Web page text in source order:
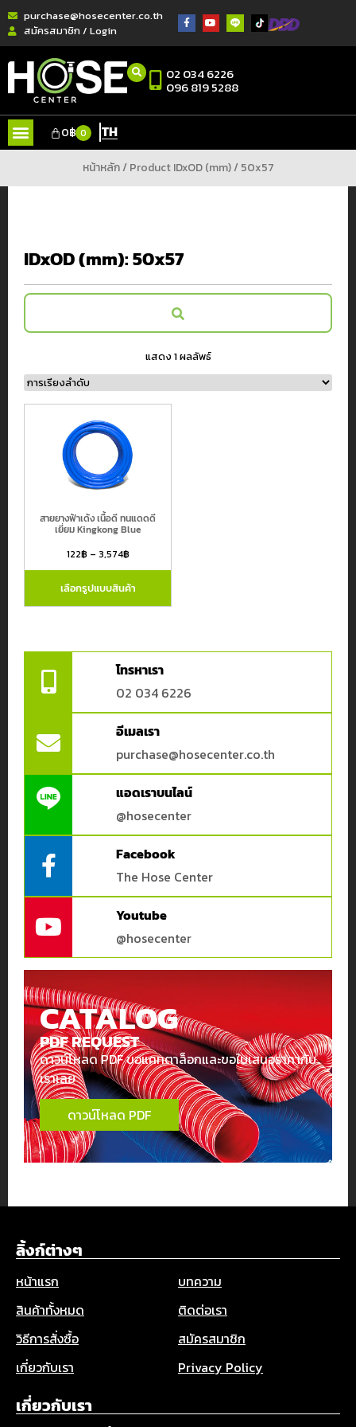
purchase@hosecenter.co.th
สมัครสมาชิก / Login
02 034 6226
096 819 5288
0฿ 0 TH
หน้าหลัก/ Product IDxOD (mm) / 50x57
โทรหาเรา
02 034 6226
อีเมลเรา
purchase@hosecenter.co.th
แอดเราบนไลน์
@hosecenter
Facebook
The Hose Center
Youtube
@hosecenter
CATALOG
PDF REQUEST
ดาวน์โหลด PDF ขอแคทตาล็อกและขอใบเสนอราคากับ
เราเลย
ดาวน์โหลด PDF
IDxOD (mm):50x57
หมวดหมู่สินค้า
สายยางอุตสาหกรรม
สายยางรดน้ำต้นไม้ และ สายยางเกษตร
สายไฮดรอลิค
สายเฟล็กซ์สเตนเลส
ข้อต่อขนิดต่างๆ
สายยางและข้อต่ออื่นๆ
Continental
Hose
Center
TOYOX
Yokohama
Price:122฿—3,574฿
แสดง 1 ผลลัพธ์
สายยางฟ้าเด้ง เนื้อดี ทนแดดดี
เยี่ยม Kingkong Blue
122฿ – 3,574฿
เลือกรูปแบบสินค้า
ลิ้งก์ต่างๆ
หน้าแรก
บทความ
สินค้าทั้งหมด
ติดต่อเรา
วิธีการสั่งซื้อ
สมัครสมาชิก
เกี่ยวกับเรา
Privacy Policy
เกี่ยวกับเรา